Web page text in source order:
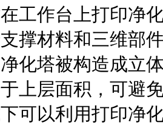
工作台上打印净
支撑材料和三维部
化塔被构造成立
上层面积，可避
可以利用打印净